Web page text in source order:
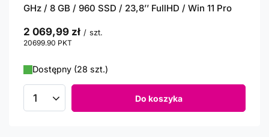
GHz / 8 GB / 960 SSD / 23,8’’ FullHD / Win 11 Pro
2 069,99 zł / szt.
20699.90 PKT
Dostępny (28 szt.)
Ilość produktów Do koszyka